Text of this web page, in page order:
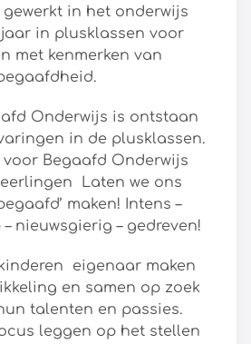
in het onderwijs
jaar in plusklassen voor
met kenmerken van
Onderwijs is ontstaan
in de plusklassen.
Begaafd Onderwijs
Laten we ons
maken! Intens –
nieuwsgierig – gedreven!
eigenaar maken
en samen op zoek
talenten en passies.
leggen op het stellen